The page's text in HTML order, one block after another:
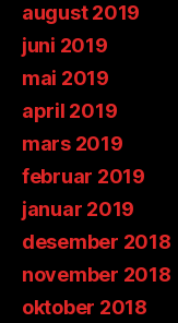
august 2019
juni 2019
mai 2019
april 2019
mars 2019
februar 2019
januar 2019
desember 2018
november 2018
oktober 2018